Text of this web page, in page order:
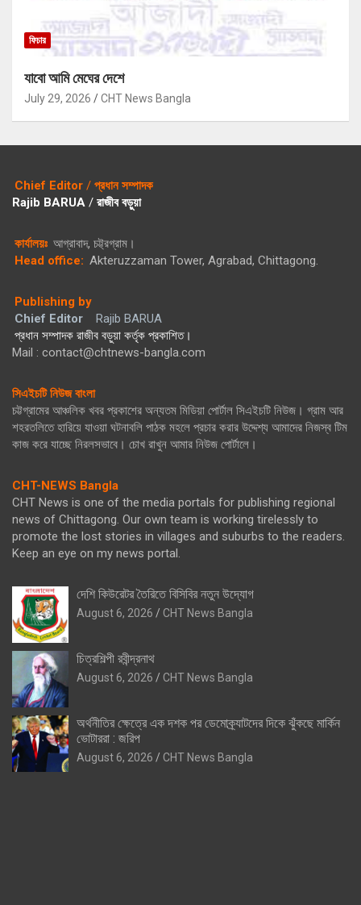
ফিচার
যাবো আমি মেঘের দেশে
July 29, 2026 CHT News Bangla
Chief Editor / প্রধান সম্পাদক
Rajib BARUA / রাজীব বড়ুয়া
কার্যালয়ঃ আগ্রাবাদ, চট্ট্রগ্রাম।
Head office: Akteruzzaman Tower, Agrabad, Chittagong.
Publishing by
Chief Editor
Rajib BARUA
প্রধান সম্পাদক রাজীব বড়ুয়া কর্তৃক প্রকাশিত।
Mail : contact@chtnews-bangla.com
সিএইচটি নিউজ বাংলা
চট্টগ্রামের আঞ্চলিক খবর প্রকাশের অন্যতম মিডিয়া পোর্টাল সিএইচটি নিউজ। গ্রাম আর
শহরতলিতে হারিয়ে যাওয়া ঘটনাবলি পাঠক মহলে প্রচার করার উদ্দেশ্য আমাদের নিজস্ব টিম
কাজ করে যাচ্ছে নিরলসভাবে। চোখ রাখুন আমার নিউজ পোর্টালে।
CHT-NEWS Bangla
CHT News is one of the media portals for publishing regional
news of Chittagong. Our own team is working tirelessly to
promote the lost stories in villages and suburbs to the readers.
Keep an eye on my news portal.
দেশি কিউরেটর তৈরিতে বিসিবির নতুন উদ্যোগ
August 6, 2026 CHT News Bangla
চিত্রশিল্পী রবীন্দ্রনাথ
August 6, 2026 CHT News Bangla
অর্থনীতির ক্ষেত্রে এক দশক পর ডেমোক্র্যাটদের দিকে ঝুঁকছে মার্কিন
ভোটাররা : জরিপ
August 6, 2026 CHT News Bangla